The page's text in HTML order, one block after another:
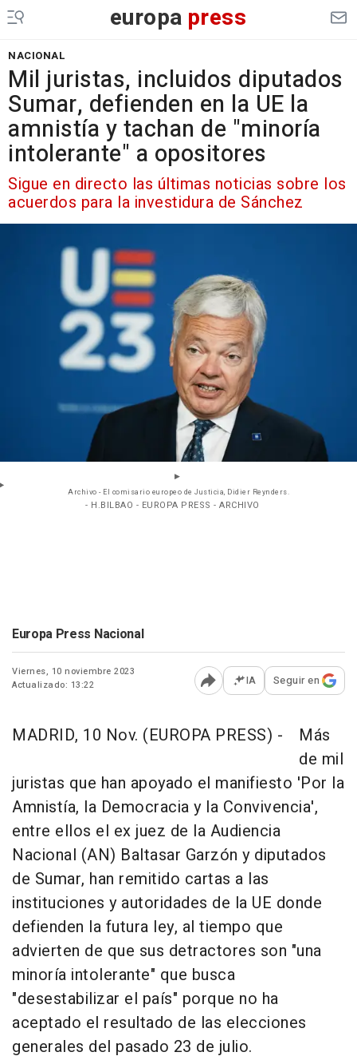
europa press
NACIONAL
Mil juristas, incluidos diputados
Sumar, defienden en la UE la
amnistía y tachan de "minoría
intolerante" a opositores
Sigue en directo las últimas noticias sobre los
acuerdos para la investidura de Sánchez
Archivo - El comisario europeo de Justicia, Didier Reynders.
- H.BILBAO - EUROPA PRESS - ARCHIVO
Europa Press Nacional
Viernes, 10 noviembre 2023
Actualizado: 13:22
Abrir opciones para
IA Seguir en
MADRID, 10 Nov. (EUROPA PRESS) -
Más
de mil
juristas que han apoyado el manifiesto 'Por la
Amnistía, la Democracia y la Convivencia',
entre ellos el ex juez de la Audiencia
Nacional (AN) Baltasar Garzón y diputados
de Sumar, han remitido cartas a las
instituciones y autoridades de la UE donde
defienden la futura ley, al tiempo que
advierten de que sus detractores son "una
minoría intolerante" que busca
"desestabilizar el país" porque no ha
aceptado el resultado de las elecciones
generales del pasado 23 de julio.